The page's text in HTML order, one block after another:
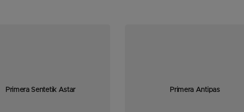
Primera Sentetik Astar Primera Antipas